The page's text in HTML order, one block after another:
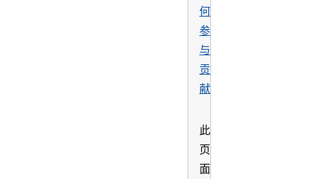
何
参
与
贡
献
此
页
面